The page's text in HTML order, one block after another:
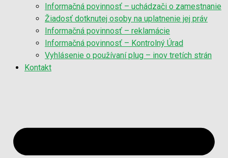
Informačná povinnosť – uchádzači o zamestnanie
Žiadosť dotknutej osoby na uplatnenie jej práv
Informačná povinnosť – reklamácie
Informačná povinnosť – Kontrolný Úrad
Vyhlásenie o používaní plug – inov tretích strán
Kontakt